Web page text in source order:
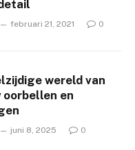
februari 21, 2021 0
wereld van
oorbellen en
juni 8, 2025 0